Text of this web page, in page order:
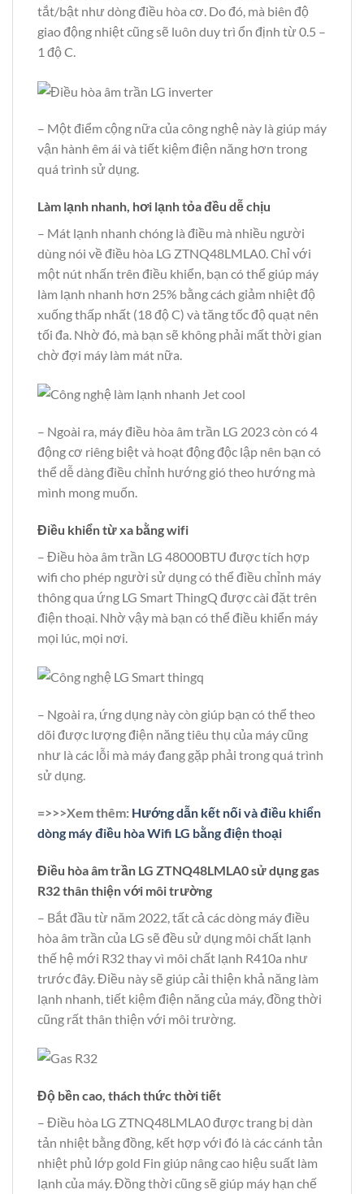
tắt/bật như dòng điều hòa cơ. Do đó, mà biên độ
giao động nhiệt cũng sẽ luôn duy trì ổn định từ 0.5 –
1 độ C.
– Một điểm cộng nữa của công nghệ này là giúp máy
vận hành êm ái và tiết kiệm điện năng hơn trong
quá trình sử dụng.
Làm lạnh nhanh, hơi lạnh tỏa đều dễ chịu
– Mát lạnh nhanh chóng là điều mà nhiều người
dùng nói về điều hòa LG ZTNQ48LMLA0. Chỉ với
một nút nhấn trên điều khiển, bạn có thể giúp máy
làm lạnh nhanh hơn 25% bằng cách giảm nhiệt độ
xuống thấp nhất (18 độ C) và tăng tốc độ quạt nên
tối đa. Nhờ đó, mà bạn sẽ không phải mất thời gian
chờ đợi máy làm mát nữa.
– Ngoài ra, máy điều hòa âm trần LG 2023 còn có 4
động cơ riêng biệt và hoạt động độc lập nên bạn có
thể dễ dàng điều chỉnh hướng gió theo hướng mà
mình mong muốn.
Điều khiển từ xa bằng wifi
– Điều hòa âm trần LG 48000BTU được tích hợp
wifi cho phép người sử dụng có thể điều chỉnh máy
thông qua ứng LG Smart ThingQ được cài đặt trên
điện thoại. Nhờ vậy mà bạn có thể điều khiển máy
mọi lúc, mọi nơi.
– Ngoài ra, ứng dụng này còn giúp bạn có thể theo
dõi được lượng điện năng tiêu thụ của máy cũng
như là các lỗi mà máy đang gặp phải trong quá trình
sử dụng.
=>>>Xem thêm: Hướng dẫn kết nối và điều khiển
dòng máy điều hòa Wifi LG bằng điện thoại
Điều hòa âm trần LG ZTNQ48LMLA0 sử dụng gas
R32 thân thiện với môi trường
– Bắt đầu từ năm 2022, tất cả các dòng máy điều
hòa âm trần của LG sẽ đều sử dụng môi chất lạnh
thế hệ mới R32 thay vì môi chất lạnh R410a như
trước đây. Điều này sẽ giúp cải thiện khả năng làm
lạnh nhanh, tiết kiệm điện năng của máy, đồng thời
cũng rất thân thiện với môi trường.
Độ bền cao, thách thức thời tiết
– Điều hòa LG ZTNQ48LMLA0 được trang bị dàn
tản nhiệt bằng đồng, kết hợp với đó là các cánh tản
nhiệt phủ lớp gold Fin giúp nâng cao hiệu suất làm
lạnh của máy. Đồng thời cũng sẽ giúp máy hạn chế